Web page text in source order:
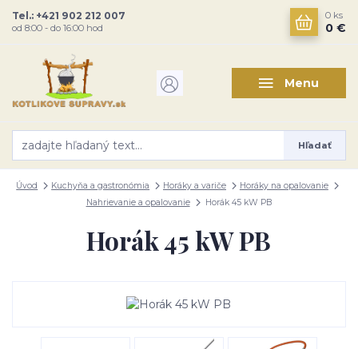
Menu
Hľadať
Tel.: +421 902 212 007
od 8:00 - do 16:00 hod
0 ks
0 €
Úvod Kuchyňa a gastronómia Horáky a variče
Horáky na opalovanie
Nahrievanie a opalovanie
Horák 45 kW PB
Horák 45 kW PB